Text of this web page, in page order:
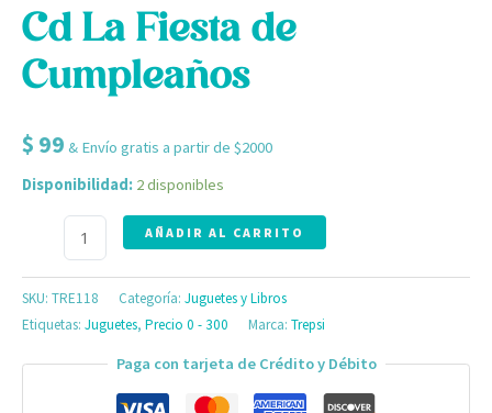
Cd La Fiesta de
Cumpleaños
$ 99 & Envío gratis a partir de $2000
Disponibilidad: 2 disponibles
AÑADIR AL CARRITO
SKU: TRE118 Categoría: Juguetes y Libros
Etiquetas: Juguetes, Precio 0 - 300 Marca: Trepsi
Paga con tarjeta de Crédito y Débito